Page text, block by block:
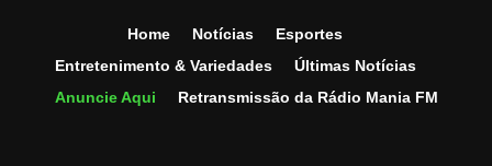
Home Notícias
Esportes
Entretenimento & Variedades
Últimas Notícias
Anuncie Aqui
Retransmissão da Rádio Mania FM